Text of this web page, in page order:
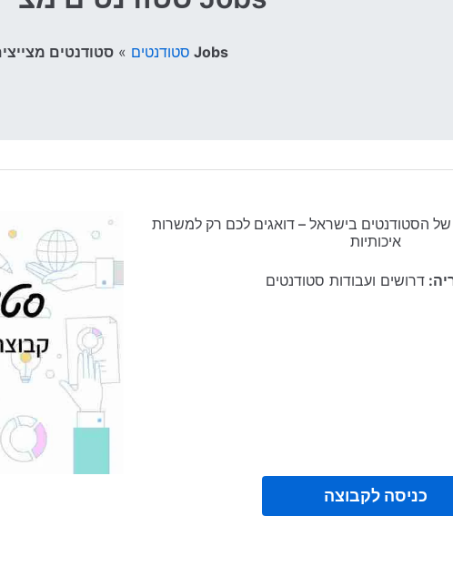
סטודנטים » סטודנטים מצייצים Jobs
הסטודנטים בישראל – דואגים לכם רק למשרות
איכותיות
דרושים ועבודות סטודנטים
כניסה לקבוצה